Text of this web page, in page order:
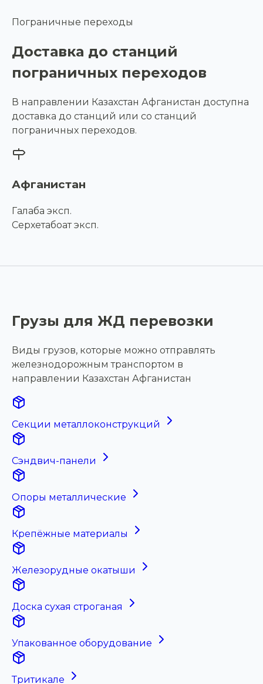
Пограничные переходы
Доставка до станций
пограничных переходов
В направлении Казахстан Афганистан доступна
доставка до станций или со станций
пограничных переходов.
Афганистан
Галаба эксп.
Серхетабоат эксп.
Грузы для ЖД перевозки
Виды грузов, которые можно отправлять
железнодорожным транспортом в
направлении Казахстан Афганистан
Секции металлоконструкций
Сэндвич-панели
Опоры металлические
Крепёжные материалы
Железорудные окатыши
Доска сухая строганая
Упакованное оборудование
Тритикале